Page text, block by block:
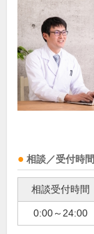
相談／受付時間
相談受付時間
0:00～24:00